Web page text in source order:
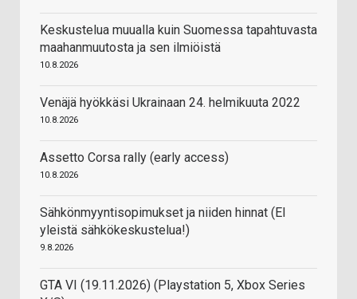
Keskustelua muualla kuin Suomessa tapahtuvasta
maahanmuutosta ja sen ilmiöistä
10.8.2026
Venäjä hyökkäsi Ukrainaan 24. helmikuuta 2022
10.8.2026
Assetto Corsa rally (early access)
10.8.2026
Sähkönmyyntisopimukset ja niiden hinnat (EI
yleistä sähkökeskustelua!)
9.8.2026
GTA VI (19.11.2026) (Playstation 5, Xbox Series